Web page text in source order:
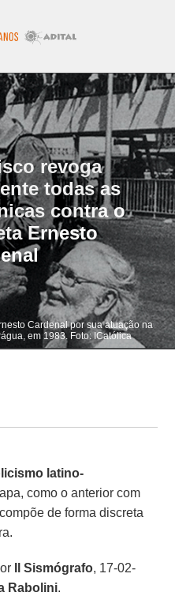
revoga
todas as
contra o
Ernesto
Cardenal por sua atuação na
em 1983. Foto: ICatólica
latino-
como o anterior com
de forma discreta
Il Sismógrafo, 17-02-
Rabolini.